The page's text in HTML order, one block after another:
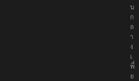
น
ก
ล
า
ง
เ
พื่
อ